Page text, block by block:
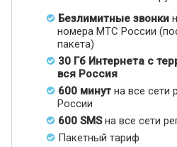
Безлимитные звонки
номера МТС России
пакета)
30 Гб Интернета с
вся Россия
600 минут на все сети
России
600 SMSна все сети
Пакетный тариф